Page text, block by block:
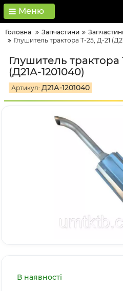
Меню
Головна Запчастини
Глушитель трактора Т-25, Д-21
Глушитель трактора
(Д21А-1201040)
Артикул: Д21А-1201040
В наявності